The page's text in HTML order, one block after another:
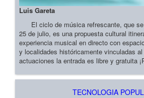
Luis Gareta
El ciclo de música refrescante, que se
25 de julio, es una propuesta cultural
experiencia musical en directo con
y localidades históricamente vinculadas
actuaciones la entrada es libre y gratuita
TECNOLOGIA